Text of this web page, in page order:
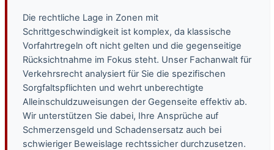
Die rechtliche Lage in Zonen mit
Schrittgeschwindigkeit ist komplex, da klassische
Vorfahrtregeln oft nicht gelten und die gegenseitige
Rücksichtnahme im Fokus steht. Unser Fachanwalt für
Verkehrsrecht analysiert für Sie die spezifischen
Sorgfaltspflichten und wehrt unberechtigte
Alleinschuldzuweisungen der Gegenseite effektiv ab.
Wir unterstützen Sie dabei, Ihre Ansprüche auf
Schmerzensgeld und Schadensersatz auch bei
schwieriger Beweislage rechtssicher durchzusetzen.